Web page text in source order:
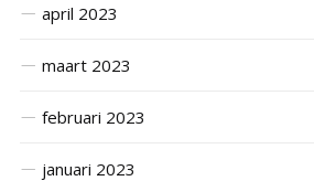
april 2023
maart 2023
februari 2023
januari 2023